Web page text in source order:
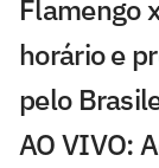
Flamengo
horário e
pelo
AO VIVO: